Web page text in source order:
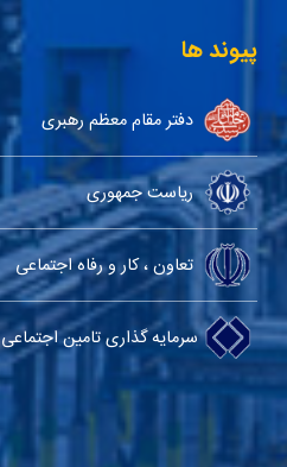
پیوند ها
دفتر مقام معظم رهبری
ریاست جمهوری
تعاون ، کار و رفاه اجتماعی
سرمایه گذاری تامین اجتماعی